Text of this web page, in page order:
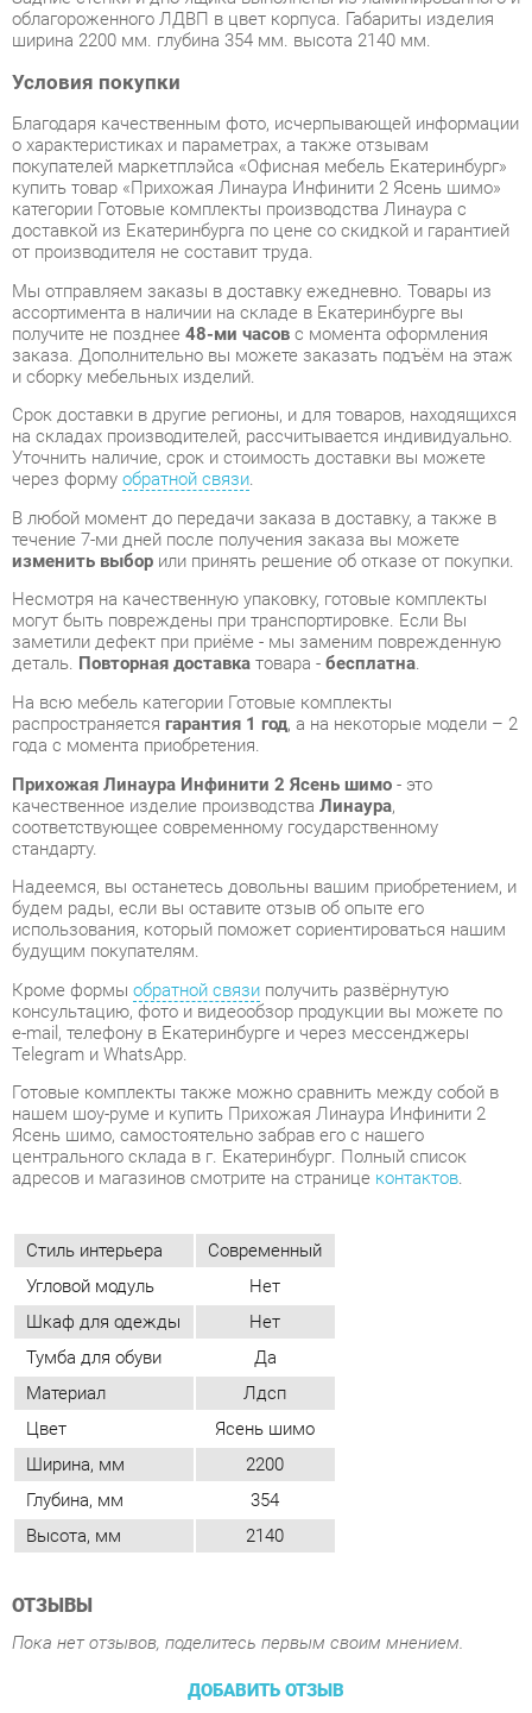
Благодаря качественным фото, исчерпывающей информации
о характеристиках и параметрах, а также отзывам
покупателей маркетплэйса «Офисная мебель Екатеринбург»
купить товар «Прихожая Линаура Инфинити 2 Ясень шимо»
категории Готовые комплекты производства Линаура с
доставкой из Екатеринбурга по цене со скидкой и гарантией
от производителя не составит труда.
Мы отправляем заказы в доставку ежедневно. Товары из
ассортимента в наличии на складе в Екатеринбурге вы
получите не позднее48-ми часовс момента оформления
заказа. Дополнительно вы можете заказать подъём на этаж
Срок доставки в другие регионы, и для товаров, находящихся
на складах производителей, рассчитывается индивидуально.
Уточнить наличие, срок и стоимость доставки вы можете
через формуобратной связи.
В любой момент до передачи заказа в доставку, а также в
течение 7-ми дней после получения заказа вы можете
изменить выборили принять решение об отказе от покупки.
Несмотря на качественную упаковку, готовые комплекты
могут быть повреждены при транспортировке. Если Вы
заметили дефект при приёме - мы заменим поврежденную
деталь.Повторная доставкатовара -бесплатна.
На всю мебель категории Готовые комплекты
распространяетсягарантия 1 год, а на некоторые модели – 2
года с момента приобретения.
Прихожая Линаура Инфинити 2 Ясень шимо- это
соответствующее современному государственному
стандарту.
будем рады, если вы оставите отзыв об опыте его
использования, который поможет сориентироваться нашим
будущим покупателям.
Кроме формы
консультацию, фото и видеообзор продукции вы можете по
e-mail, телефону в Екатеринбурге и через мессенджеры
Telegram и WhatsApp.
Готовые комплекты также можно сравнить между собой в
нашем шоу-руме и купить Прихожая Линаура Инфинити 2
Ясень шимо, самостоятельно забрав его с нашего
центрального склада в г. Екатеринбург. Полный список
адресов и магазинов смотрите на страницеконтактов.
Стиль интерьера
Современный
Угловой модуль
Нет
Шкаф для одежды
Нет
Материал
Лдсп
Цвет
Ясень шимо
Ширина, мм
2200
Глубина, мм
354
Высота, мм
2140
ОТЗЫВЫ
Пока нет отзывов, поделитесь первым своим мнением.
ДОБАВИТЬ ОТЗЫВ
ПОХОЖИЕ ТОВАРЫ